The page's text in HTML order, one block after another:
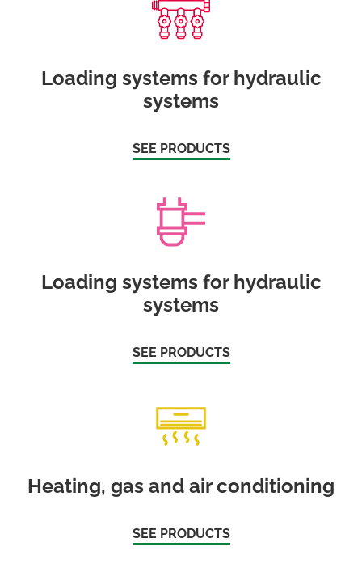
Loading systems for hydraulic
systems
SEE PRODUCTS
Loading systems for hydraulic
systems
SEE PRODUCTS
Heating, gas and air conditioning
SEE PRODUCTS